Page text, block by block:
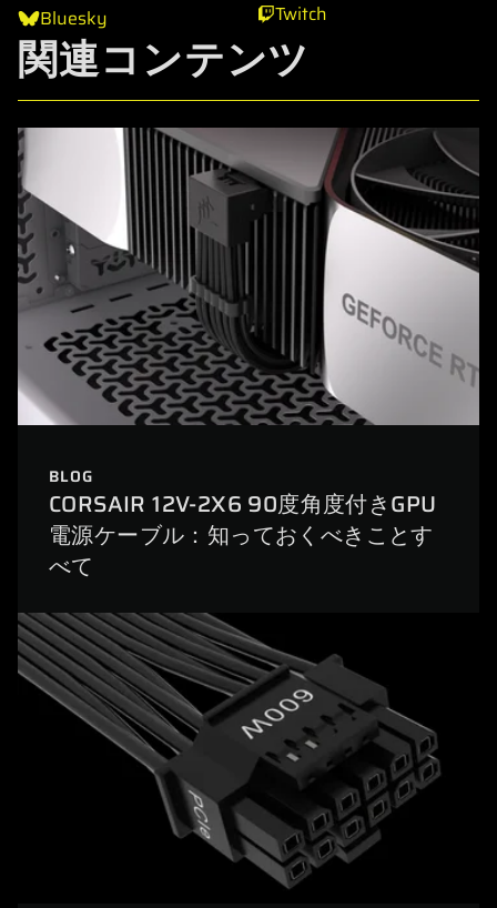
Bluesky Twitch
関連コンテンツ
BLOG
CORSAIR 12V-2X6 90度角度付きGPU
電源ケーブル：知っておくべきことす
べて